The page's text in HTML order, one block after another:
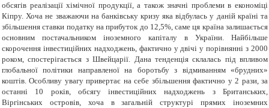
обсягів реалізації хімічної продукції, а також значні проблеми в економіці
Кіпру. Хоча не зважаючи на банківську кризу яка відбулась у даній країні та
збільшення ставки податку на прибуток до 12,5%, саме ця країна залишається
основним постачальником іноземного капіталу в України. Найбільше
скорочення інвестиційних надходжень, фактично у двічі у порівнянні з 2000
роком, спостерігається з Швейцарії. Дана тенденція склалась під впливом
глобальної політики направленої на боротьбу з відмиванням «брудних»
коштів. Особливу увагу привертає на себе збільшення фактично у 2 рази, за
останні 10 років, обсягу інвестиційних надходжень з Британських,
Віргінських островів, хоча в загальній структурі прямих іноземних